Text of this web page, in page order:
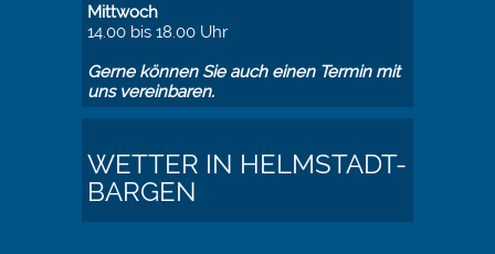
Mittwoch
14.00 bis 18.00 Uhr
Gerne können Sie auch einen Termin mit
uns vereinbaren.
WETTER IN HELMSTADT-
BARGEN